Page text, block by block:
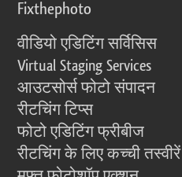
Fixthephoto
वीडियो एडिटिंग सर्विसिस
Virtual Staging Services
आउटसोर्स फोटो संपादन
रीटचिंग टिप्स
फोटो एडिटिंग फ्रीबीज
रीटचिंग के लिए कच्ची तस्वीरें